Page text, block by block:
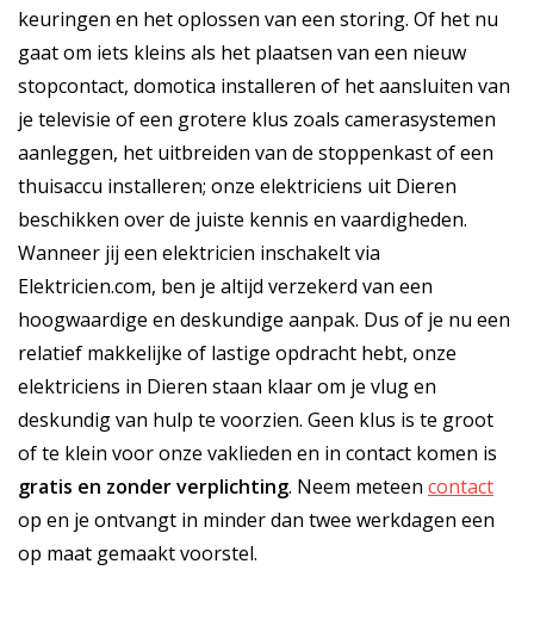
keuringen en het oplossen van een storing. Of het nu
gaat om iets kleins als het plaatsen van een nieuw
stopcontact, domotica installeren of het aansluiten van
je televisie of een grotere klus zoals camerasystemen
aanleggen, het uitbreiden van de stoppenkast of een
thuisaccu installeren; onze elektriciens uit Dieren
beschikken over de juiste kennis en vaardigheden.
Wanneer jij een elektricien inschakelt via
Elektricien.com, ben je altijd verzekerd van een
hoogwaardige en deskundige aanpak. Dus of je nu een
relatief makkelijke of lastige opdracht hebt, onze
elektriciens in Dieren staan klaar om je vlug en
deskundig van hulp te voorzien. Geen klus is te groot
of te klein voor onze vaklieden en in contact komen is
gratis en zonder verplichting. Neem meteen contact
op en je ontvangt in minder dan twee werkdagen een
op maat gemaakt voorstel.